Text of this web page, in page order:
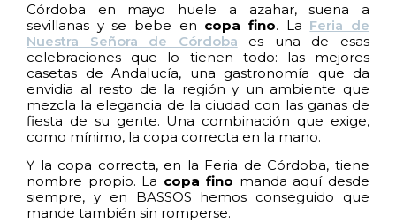
Córdoba en mayo huele a azahar, suena a
sevillanas y se bebe en copa fino. La Feria de
Nuestra Señora de Córdoba es una de esas
celebraciones que lo tienen todo: las mejores
casetas de Andalucía, una gastronomía que da
envidia al resto de la región y un ambiente que
mezcla la elegancia de la ciudad con las ganas de
fiesta de su gente. Una combinación que exige,
como mínimo, la copa correcta en la mano.
Y la copa correcta, en la Feria de Córdoba, tiene
nombre propio. La copa fino manda aquí desde
siempre, y en BASSOS hemos conseguido que
mande también sin romperse.